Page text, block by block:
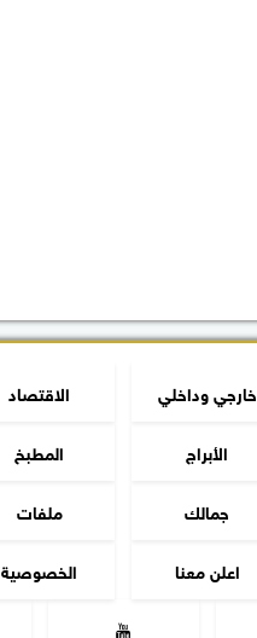
خارجي وداخلي الاقتصاد
الأبراج المطبخ
جمالك ملفات
اعلن معنا الخصوصية
